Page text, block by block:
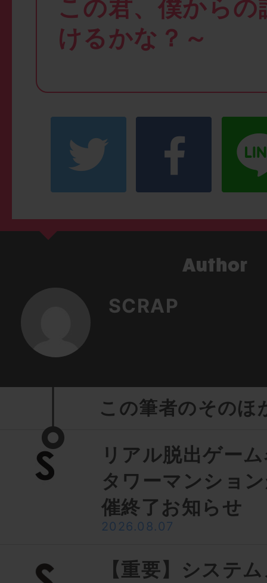
この君、僕からの
けるかな？～
SCRAP
この筆者のそのほ
リアル脱出ゲー
タワーマンショ
催終了お知らせ
2026.08.07
【重要】システ